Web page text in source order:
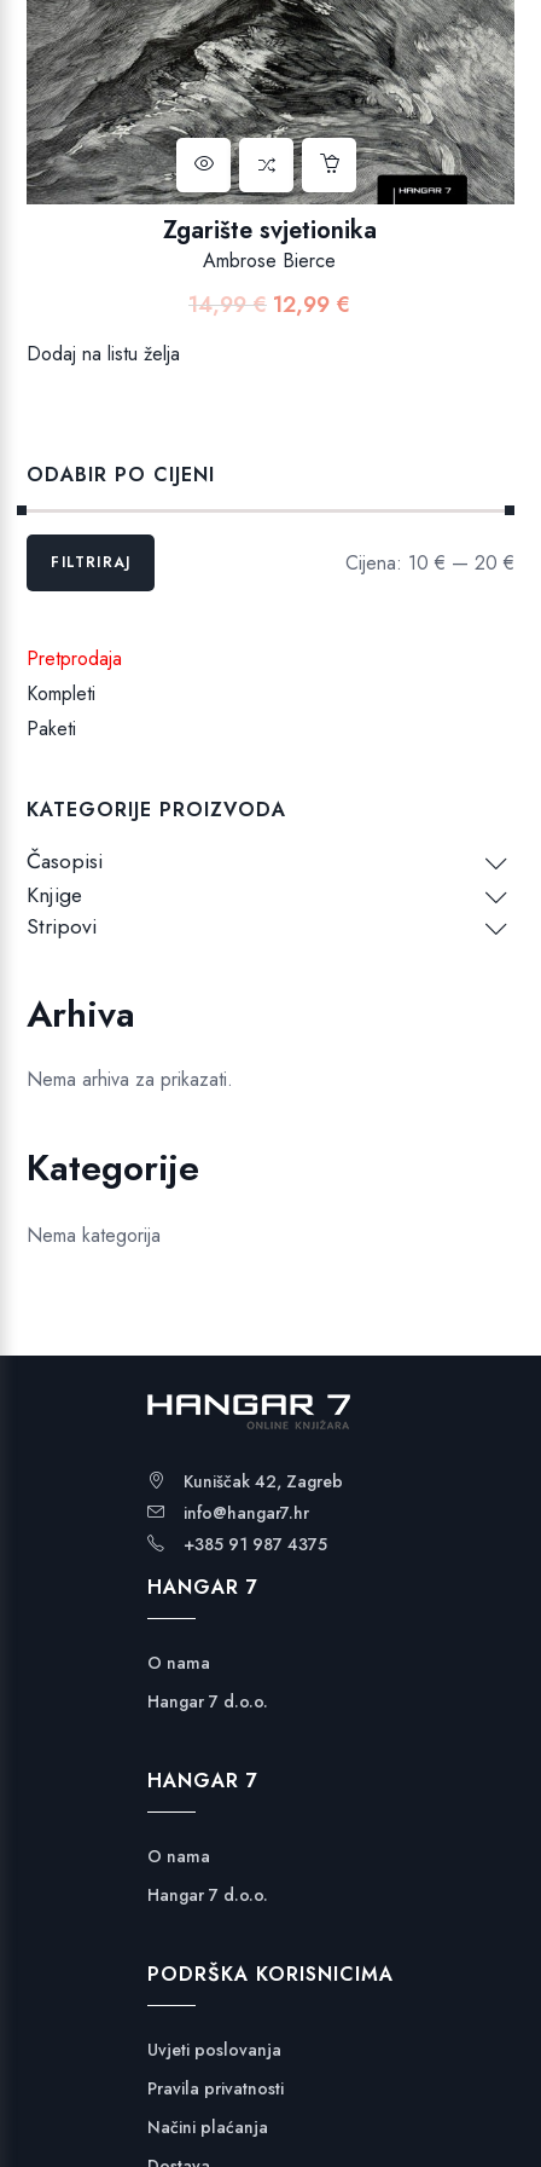
Zgarište svjetionika
Ambrose Bierce
14,99€ Izvorna
12,99 €
Dodaj na listu želja
ODABIR PO CIJENI
Min
MaksFILTRIRAJ Cijena: 10 € — 20 €
Pretprodaja
Kompleti
Paketi
KATEGORIJE PROIZVODA
Časopisi
Knjige
Stripovi
Arhiva
Nema arhiva za prikazati.
Kategorije
Nema kategorija
Kuniščak 42, Zagreb
info@hangar7.hr
+385 91 987 4375
HANGAR 7
O nama
Hangar 7 d.o.o.
HANGAR 7
O nama
Hangar 7 d.o.o.
PODRŠKA KORISNICIMA
Uvjeti poslovanja
Pravila privatnosti
Načini plaćanja